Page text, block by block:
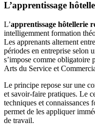
L’apprentissage
L’apprentissage hôtellerie
intelligemment formation
Les apprenants alternent
périodes en entreprise selon
s’impose comme obligatoire
Arts du Service et
Le principe repose sur une
et savoir-faire pratiques. Le
techniques et connaissances
permet de les appliquer
de travail.